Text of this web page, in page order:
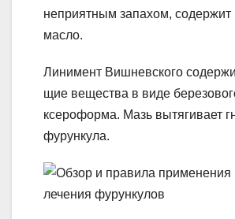
неприятным запахом, содержит
масло.
Линимент Вишневского
щие вещества в виде
ксероформа. Мазь вытягивает
фурункула.